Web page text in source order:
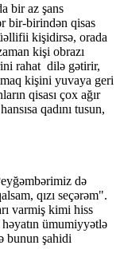
bir az şans
bir-birindən qisas
kişidirsə, orada
kişi obrazı
rahat dilə gətirir,
kişini yuvaya geri
qisası çox ağır
qadını tusun,
də
qızı seçərəm".
varmiş kimi hiss
ümumiyyətlə
bunun şahidi